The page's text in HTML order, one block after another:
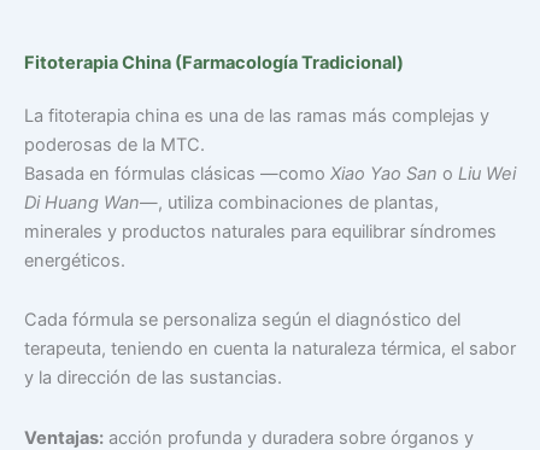
Fitoterapia China (Farmacología Tradicional)
La fitoterapia china es una de las ramas más complejas y
poderosas de la MTC.
Basada en fórmulas clásicas —como Xiao Yao San o Liu Wei
Di Huang Wan—, utiliza combinaciones de plantas,
minerales y productos naturales para equilibrar síndromes
energéticos.
Cada fórmula se personaliza según el diagnóstico del
terapeuta, teniendo en cuenta la naturaleza térmica, el sabor
y la dirección de las sustancias.
Ventajas: acción profunda y duradera sobre órganos y